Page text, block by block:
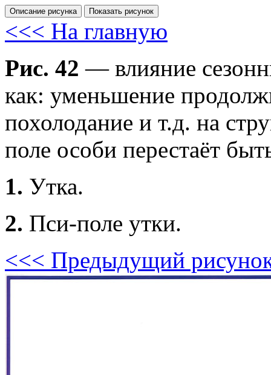
Описание рисунка Показать рисунок
<<< На главную
Рис. 42 — влияние
как: уменьшение
похолодание и т.д. на
поле особи перестаёт
1. Утка.
2. Пси-поле утки.
<<< Предыдущий